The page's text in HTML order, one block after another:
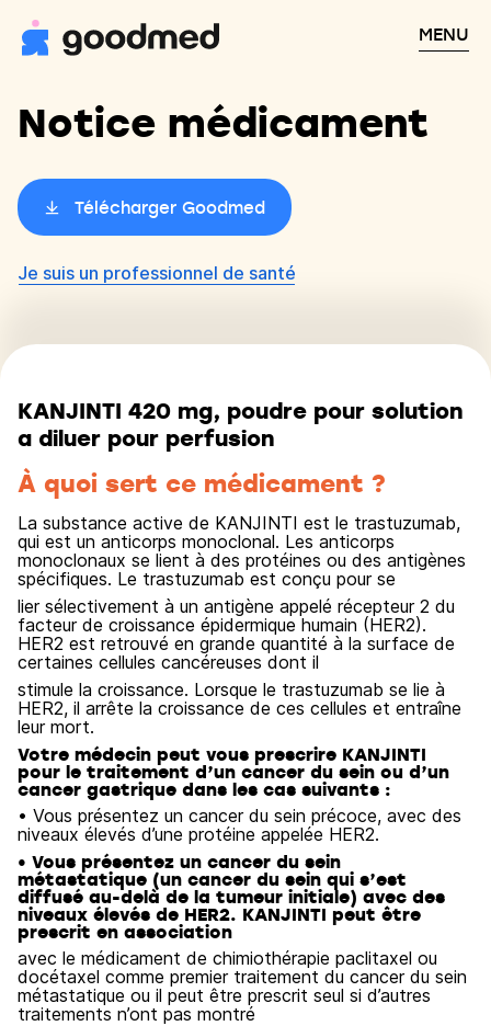
MENU
Notice médicament
Télécharger Goodmed
Je suis un professionnel de santé
KANJINTI 420 mg, poudre pour solution
a diluer pour perfusion
À quoi sert ce médicament ?
La substance active de KANJINTI est le trastuzumab,
qui est un anticorps monoclonal. Les anticorps
monoclonaux se lient à des protéines ou des antigènes
spécifiques. Le trastuzumab est conçu pour se
lier sélectivement à un antigène appelé récepteur 2 du
facteur de croissance épidermique humain (HER2).
HER2 est retrouvé en grande quantité à la surface de
certaines cellules cancéreuses dont il
stimule la croissance. Lorsque le trastuzumab se lie à
HER2, il arrête la croissance de ces cellules et entraîne
leur mort.
Votre médecin peut vous prescrire KANJINTI
pour le traitement d’un cancer du sein ou d’un
cancer gastrique dans les cas suivants :
• Vous présentez un cancer du sein précoce, avec des
niveaux élevés d’une protéine appelée HER2.
• Vous présentez un cancer du sein
métastatique (un cancer du sein qui s’est
diffusé au-delà de la tumeur initiale) avec des
niveaux élevés de HER2. KANJINTI peut être
prescrit en association
avec le médicament de chimiothérapie paclitaxel ou
docétaxel comme premier traitement du cancer du sein
métastatique ou il peut être prescrit seul si d’autres
traitements n’ont pas montré